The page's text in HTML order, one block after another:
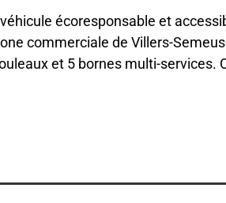
écoresponsable et
commerciale de Villers-
et 5 bornes multi-services.